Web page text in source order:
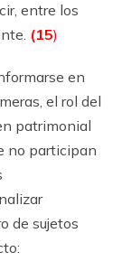
entre los
(15)
en
el rol del
patrimonial
no participan
de sujetos